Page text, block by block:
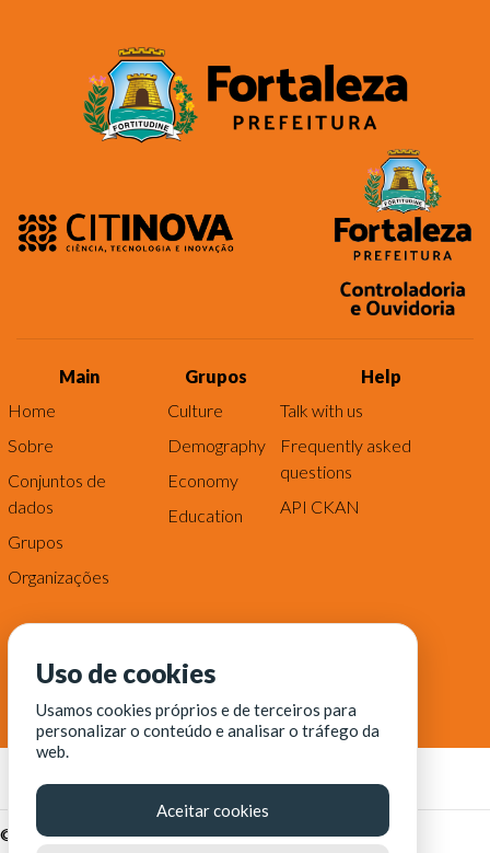
Main
Home
Sobre
Conjuntos de
dados
Grupos
Organizações
Grupos
Culture
Demography
Economy
Education
Help
Talk with us
Frequently asked
questions
API CKAN
© Fortaleza Digital || CITINOVA - Fundação de Ciência,
Uso de cookies
Usamos cookies próprios e de terceiros para
personalizar o conteúdo e analisar o tráfego da
web.
Aceitar cookies